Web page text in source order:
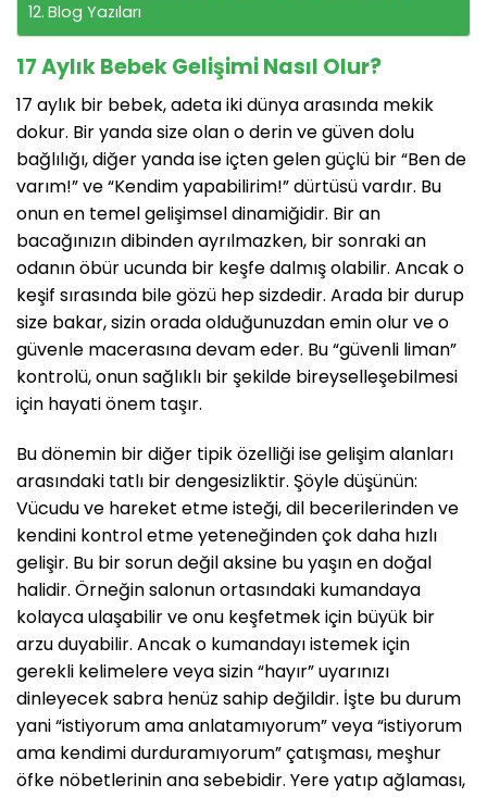
Blog Yazıları
17 Aylık Bebek Gelişimi Nasıl Olur?
17 aylık bir bebek, adeta iki dünya arasında mekik
dokur. Bir yanda size olan o derin ve güven dolu
bağlılığı, diğer yanda ise içten gelen güçlü bir “Ben de
varım!” ve “Kendim yapabilirim!” dürtüsü vardır. Bu
onun en temel gelişimsel dinamiğidir. Bir an
bacağınızın dibinden ayrılmazken, bir sonraki an
odanın öbür ucunda bir keşfe dalmış olabilir. Ancak o
keşif sırasında bile gözü hep sizdedir. Arada bir durup
size bakar, sizin orada olduğunuzdan emin olur ve o
güvenle macerasına devam eder. Bu “güvenli liman”
kontrolü, onun sağlıklı bir şekilde bireyselleşebilmesi
için hayati önem taşır.
Bu dönemin bir diğer tipik özelliği ise gelişim alanları
arasındaki tatlı bir dengesizliktir. Şöyle düşünün:
Vücudu ve hareket etme isteği, dil becerilerinden ve
kendini kontrol etme yeteneğinden çok daha hızlı
gelişir. Bu bir sorun değil aksine bu yaşın en doğal
halidir. Örneğin salonun ortasındaki kumandaya
kolayca ulaşabilir ve onu keşfetmek için büyük bir
arzu duyabilir. Ancak o kumandayı istemek için
gerekli kelimelere veya sizin “hayır” uyarınızı
dinleyecek sabra henüz sahip değildir. İşte bu durum
yani “istiyorum ama anlatamıyorum” veya “istiyorum
ama kendimi durduramıyorum” çatışması, meşhur
öfke nöbetlerinin ana sebebidir. Yere yatıp ağlaması,